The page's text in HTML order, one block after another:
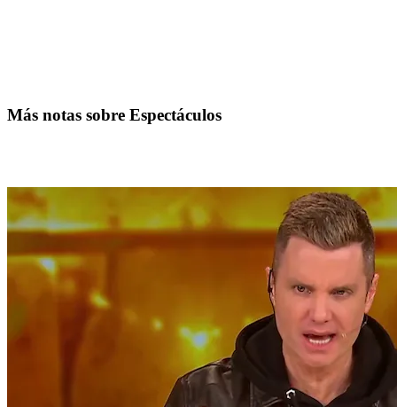
Más notas sobre Espectáculos